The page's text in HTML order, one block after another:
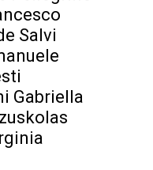
Salvi
Gabriella